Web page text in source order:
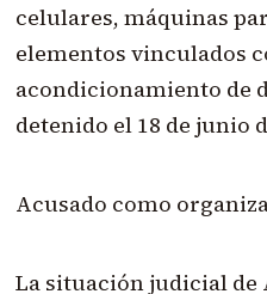
celulares, máquinas
elementos vinculados
acondicionamiento de
detenido el 18 de junio
Acusado como
La situación judicial de